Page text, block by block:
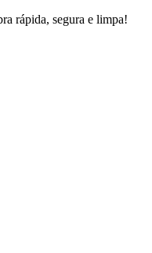
rápida, segura e limpa!